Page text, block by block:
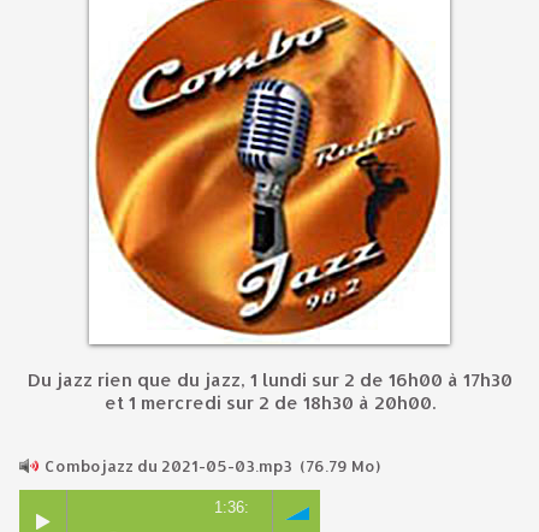
Du jazz rien que du jazz, 1 lundi sur 2 de 16h00 à 17h30
et 1 mercredi sur 2 de 18h30 à 20h00.
Combojazz du 2021-05-03.mp3 (76.79 Mo)
1:36: